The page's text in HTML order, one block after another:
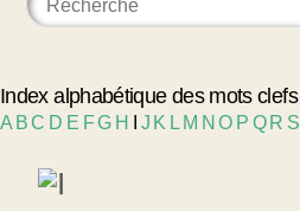
Index alphabétique des mots clefs
A BC D E FG H J K L M NO P Q R S